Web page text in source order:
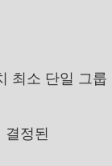
최소 단일 그
결정된